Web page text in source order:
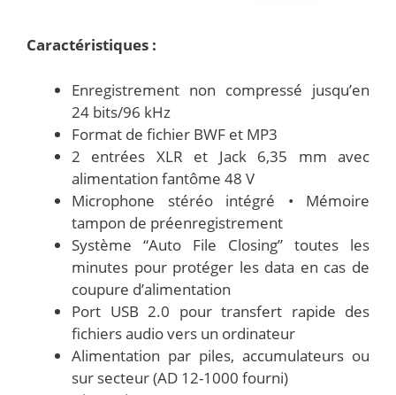
Caractéristiques :
Enregistrement non compressé jusqu’en
24 bits/96 kHz
Format de fichier BWF et MP3
2 entrées XLR et Jack 6,35 mm avec
alimentation fantôme 48 V
Microphone stéréo intégré • Mémoire
tampon de préenregistrement
Système “Auto File Closing” toutes les
minutes pour protéger les data en cas de
coupure d’alimentation
Port USB 2.0 pour transfert rapide des
fichiers audio vers un ordinateur
Alimentation par piles, accumulateurs ou
sur secteur (AD 12-1000 fourni)